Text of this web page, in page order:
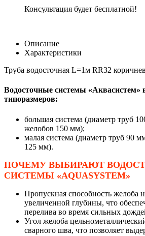
Консультация будет бесплатной!
Описание
Характеристики
Труба водосточная L=1м RR32
Водосточные системы «Аквасистем»
типоразмеров:
большая система (диаметр труб
желобов 150 мм);
малая система (диаметр труб 90
125 мм).
ПОЧЕМУ ВЫБИРАЮТ
СИСТЕМЫ «AQUASYSTEM»
Пропускная способность желоба
увеличенной глубины, что
перелива во время сильных
Угол желоба
сварного шва, что позволяет